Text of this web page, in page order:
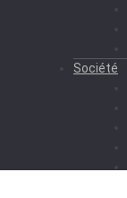
Société